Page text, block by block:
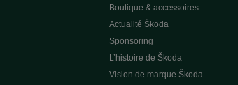
Boutique & accessoires
Actualité Škoda
Sponsoring
L’histoire de Škoda
Vision de marque Škoda